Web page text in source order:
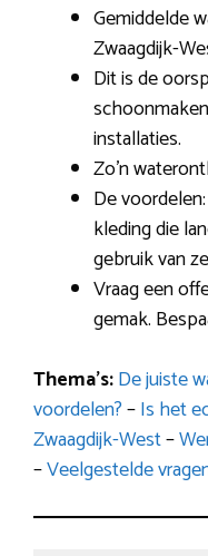
Gemiddelde
Zwaagdijk-
Dit is de
installaties.
Zo’n
De
kleding die
gebruik van
Vraag een
gemak.
Thema’s:De juiste
voordelen?–Is het
Zwaagdijk-West–
–Veelgestelde